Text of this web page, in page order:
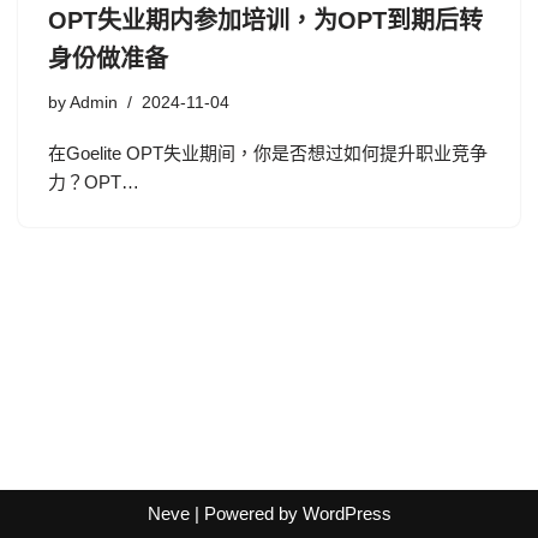
OPT失业期内参加培训，为OPT到期后转
身份做准备
by Admin 2024-11-04
在Goelite OPT失业期间，你是否想过如何提升职业竞争
力？OPT…
Neve| Powered by WordPress